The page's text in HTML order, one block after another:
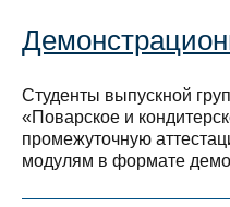
Студенты выпускной
«Поварское и
промежуточную
модулям в формате